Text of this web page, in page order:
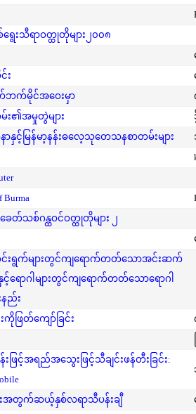
းသီရာဝတ္ထုတိုများ၂၀၀၈
း
က်မိုင်အဝေးမှာ
း၏အမှုတွဲများ
ာနှင့်မြန်မာ့နန်းဓလေ့သုတေသနစာတမ်းများ
Burma
တ်သစ်ဂန္ထဝင်ဝတ္ထုတိုများ ၂
းရွက်များတွင်ကျရောက်တတ်သောအင်းဆက်
နှင့်ရောဂါများတွင်ကျရောက်တတ်သောရောဂါ
ည်း
ကိုဖြတ်ကျော်ခြင်း
ဖြင့်အရည်အသွေးဖြင့်သီချင်းဖန်တီးခြင်း:
းအတွက်ဆယ့်နှစ်လရာသီပန်းချီ